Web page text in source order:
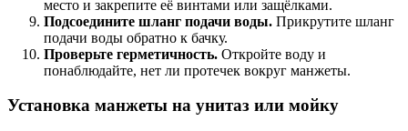
место и закрепите её винтами или защёлками.
Подсоедините шланг подачи воды. Прикрутите шланг
подачи воды обратно к бачку.
Проверьте герметичность. Откройте воду и
понаблюдайте, нет ли протечек вокруг манжеты.
Установка манжеты на унитаз или мойку